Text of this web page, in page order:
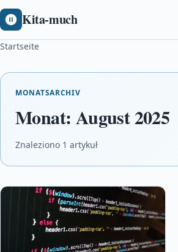
Kita-much
Startseite
MONATSARCHIV
Monat: August 2025
Znaleziono 1 artykuł